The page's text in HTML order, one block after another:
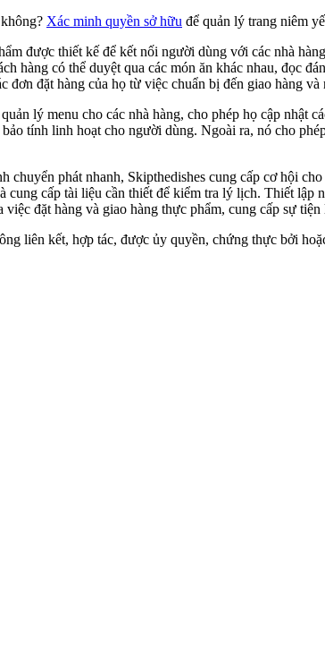
Xác minh quyền sở hữu để quản lý trang niêm
được thiết kế để kết nối người dùng với các nhà
hàng có thể duyệt qua các món ăn khác nhau, đọc
đơn đặt hàng của họ từ việc chuẩn bị đến giao hàng
lý menu cho các nhà hàng, cho phép họ cập
tính linh hoạt cho người dùng. Ngoài ra, nó cho
phát nhanh, Skipthedishes cung cấp cơ hội
cung cấp tài liệu cần thiết để kiểm tra lý lịch. Thiết
đặt hàng và giao hàng thực phẩm, cung cấp sự
liên kết, hợp tác, được ủy quyền, chứng thực bởi